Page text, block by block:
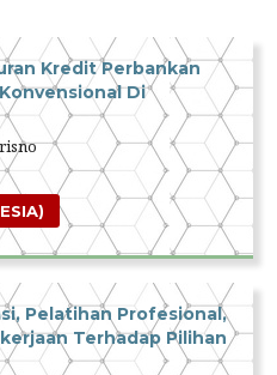
Kredit Perbankan
Di
Pelatihan Profesional,
Terhadap Pilihan